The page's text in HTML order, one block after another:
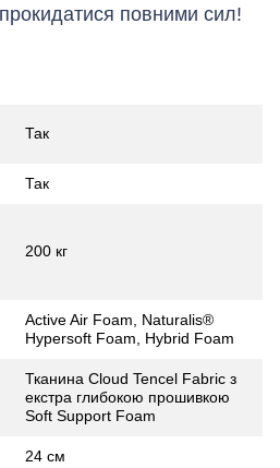
повними сил!
Так
Так
200 кг
Active Air Foam, Naturalis®
Hypersoft Foam, Hybrid Foam
Тканина Cloud Tencel Fabric з
екстра глибокою прошивкою
Soft Support Foam
24 см